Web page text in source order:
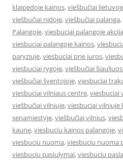
klaipedoje kainos,viešbučiai
viešbučiai nidoje,viešbučiai palanga,
Palangoje,viesbuciai palangoje akcija
viesbuciai palangoje kainos,
paryziuje,viesbuciai prie juros,
viesbuciai rygoje,viešbučiai
viešbučiai šventojoje,viesbuciai
viesbuciai vilniaus centre,viesbuciai
viešbučiai vilniuje,viesbuciai vilniuje
senamiestyje,viešbučiai vilnius,
kaune,viesbuciu kainos palangoje,
viesbuciu nuoma,viesbuciu nuoma
viesbuciu pasiulymai,viesbuciu